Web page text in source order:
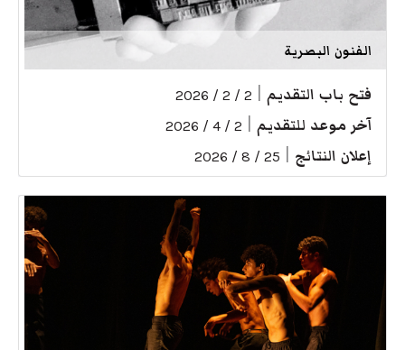
الفنون البصرية
فتح باب التقديم 2 / 2 / 2026
آخر موعد للتقديم 2 / 4 / 2026
إعلان النتائج 25 / 8 / 2026